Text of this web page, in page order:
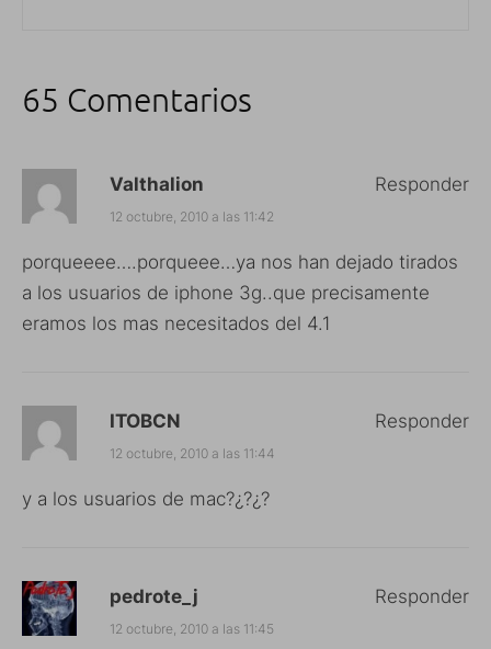
65 Comentarios
Valthalion
12 octubre, 2010 a las 11:42
porqueeee….porqueee…ya nos han dejado tirados
a los usuarios de iphone 3g..que precisamente
eramos los mas necesitados del 4.1
Responder
ITOBCN
12 octubre, 2010 a las 11:44
y a los usuarios de mac?¿?¿?
Responder
pedrote_j
12 octubre, 2010 a las 11:45
Responder